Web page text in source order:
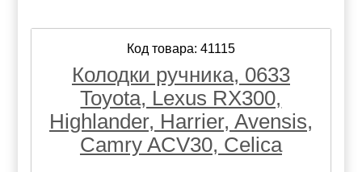
Код товара: 41115
Колодки ручника, 0633
Toyota, Lexus RX300,
Highlander, Harrier, Avensis,
Camry ACV30, Celica